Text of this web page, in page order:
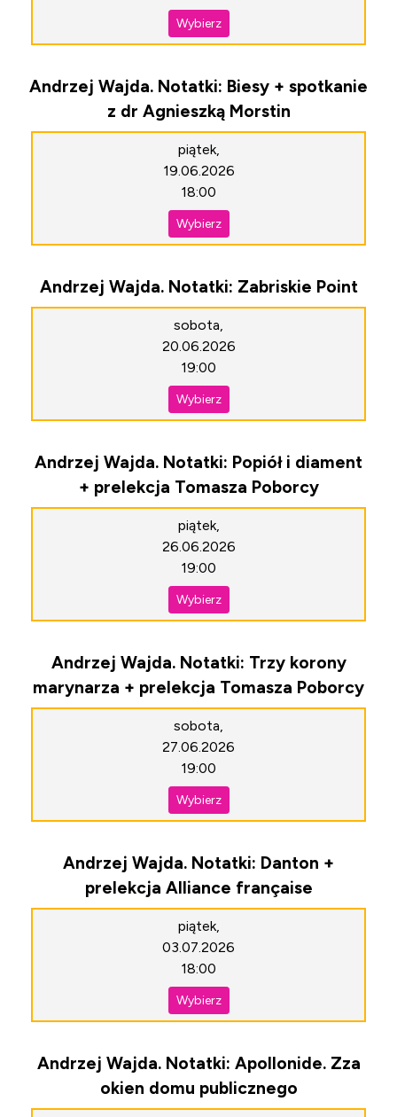
Wybierz
Andrzej Wajda. Notatki: Biesy + spotkanie
z dr Agnieszką Morstin
piątek,
19.06.2026
18:00
Wybierz
Andrzej Wajda. Notatki: Zabriskie Point
sobota,
20.06.2026
19:00
Wybierz
Andrzej Wajda. Notatki: Popiół i diament
+ prelekcja Tomasza Poborcy
piątek,
26.06.2026
19:00
Wybierz
Andrzej Wajda. Notatki: Trzy korony
marynarza + prelekcja Tomasza Poborcy
sobota,
27.06.2026
19:00
Wybierz
Andrzej Wajda. Notatki: Danton +
prelekcja Alliance française
piątek,
03.07.2026
18:00
Wybierz
Andrzej Wajda. Notatki: Apollonide. Zza
okien domu publicznego